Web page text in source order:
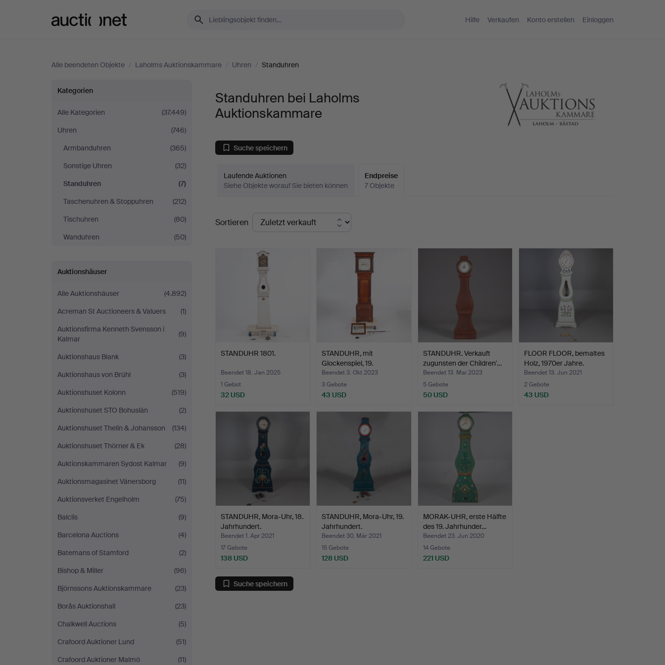
Hilfe Verkaufen Konto erstellen Einloggen
Alle beendeten Objekte / Laholms Auktionskammare / Uhren / Standuhren
Standuhren
bei
Laholms
Auktionskammare
Kategorien
Alle Kategorien
(37.449)
Uhren
(746)
Armbanduhren
(365)
Sonstige Uhren
(32)
Standuhren
(7)
Taschenuhren & Stoppuhren
(212)
Tischuhren
(80)
Wanduhren
(50)
Auktionshäuser
Alle Auktionshäuser
(4.892)
Acreman St Auctioneers & Valuers
(1)
Auktionsfirma Kenneth Svensson i
Kalmar
(9)
Auktionshaus Blank
(3)
Auktionshaus von Brühl
(3)
Auktionshuset Kolonn
(519)
Auktionshuset STO Bohuslän
(2)
Auktionshuset Thelin & Johansson
(134)
Auktionshuset Thörner & Ek
(28)
Auktionskammaren Sydost Kalmar
(9)
Auktionsmagasinet Vänersborg
(11)
Auktionsverket Engelholm
(75)
Balclis
(9)
Barcelona Auctions
(4)
Batemans of Stamford
(2)
Bishop & Miller
(96)
Björnssons Auktionskammare
(23)
Borås Auktionshall
(23)
Chalkwell Auctions
(5)
Crafoord Auktioner Lund
(51)
Crafoord Auktioner Malmö
(11)
Standuhren bei Laholms
Auktionskammare
Suche speichern
Laufende Auktionen
Siehe Objekte worauf Sie bieten können
Endpreise
7 Objekte
Endpreise
Sortieren
STANDUHR 1801.
Beendet 18. Jan 2025
1 Gebot
32 USD
STANDUHR, mit
Glockenspiel, 19.
Jahrhunder…
Beendet 3. Okt 2023
3 Gebote
43 USD
STANDUHR. Verkauft
zugunsten der Children'…
Beendet 13. Mai 2023
5 Gebote
50 USD
FLOOR FLOOR, bemaltes
Holz, 1970er Jahre.
Beendet 13. Jun 2021
2 Gebote
43 USD
STANDUHR, Mora-Uhr, 18.
Jahrhundert.
Beendet 1. Apr 2021
17 Gebote
138 USD
STANDUHR, Mora-Uhr, 19.
Jahrhundert.
Beendet 30. Mär 2021
15 Gebote
128 USD
MORAK-UHR, erste Hälfte
des 19. Jahrhunder…
Beendet 23. Jun 2020
14 Gebote
221 USD
Suche speichern